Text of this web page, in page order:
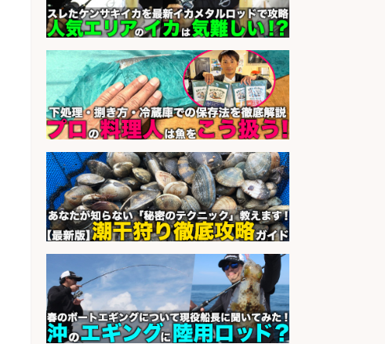
フ/車通勤OK×時間選べる×未経験歓
迎/鹿児島県/志布志市
会社名 株式会社ホットスタッフ鹿児島
sponsored by 求人ボックス
さらに求人情報を見る